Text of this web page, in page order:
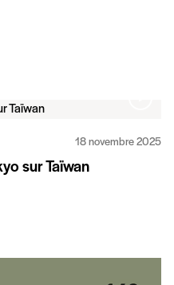
18 novembre 2025
sur Taïwan